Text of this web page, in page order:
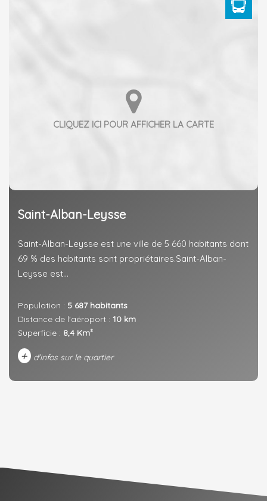
Saint-Alban-Leysse
Saint-Alban-Leysse est une ville de 5 660 habitants dont
69 % des habitants sont propriétaires.Saint-Alban-
Leysse est...
Population : 5 687 habitants
Distance de l'aéroport : 10 km
Superficie : 8,4 Km²
+ d'infos sur le quartier
PART DES MÉNAGES SANS